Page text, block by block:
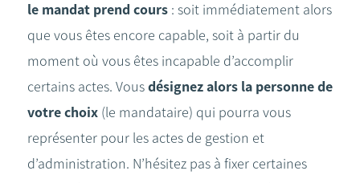
le mandat prend cours : soit immédiatement alors
que vous êtes encore capable, soit à partir du
moment où vous êtes incapable d’accomplir
certains actes. Vousdésignez alors la personne de
votre choix (le mandataire) qui pourra vous
représenter pour les actes de gestion et
d’administration. N’hésitez pas à fixer certaines